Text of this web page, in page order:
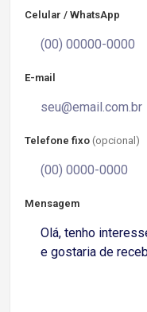
Celular / WhatsApp
E-mail
Telefone fixo (opcional)
Mensagem